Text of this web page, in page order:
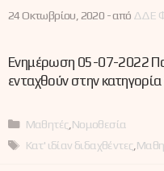
24 Οκτωβρίου, 2020 -από ΔΔΕ
Ενημέρωση 05-07-2022
ενταχθούν στην
Κατηγορίες
Μαθητές Νομοθεσία
Ετικέτες
Κατ' ιδίαν διδαχθέντες